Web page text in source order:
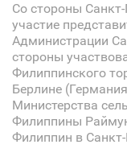
Со стороны
участие
Администрации
стороны
Филиппинского
Берлине
Министерства
Филиппины
Филиппин в